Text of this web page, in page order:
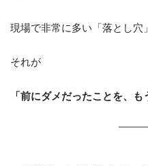
現場で非常に多い「落とし穴
それが
「前にダメだったことを、も